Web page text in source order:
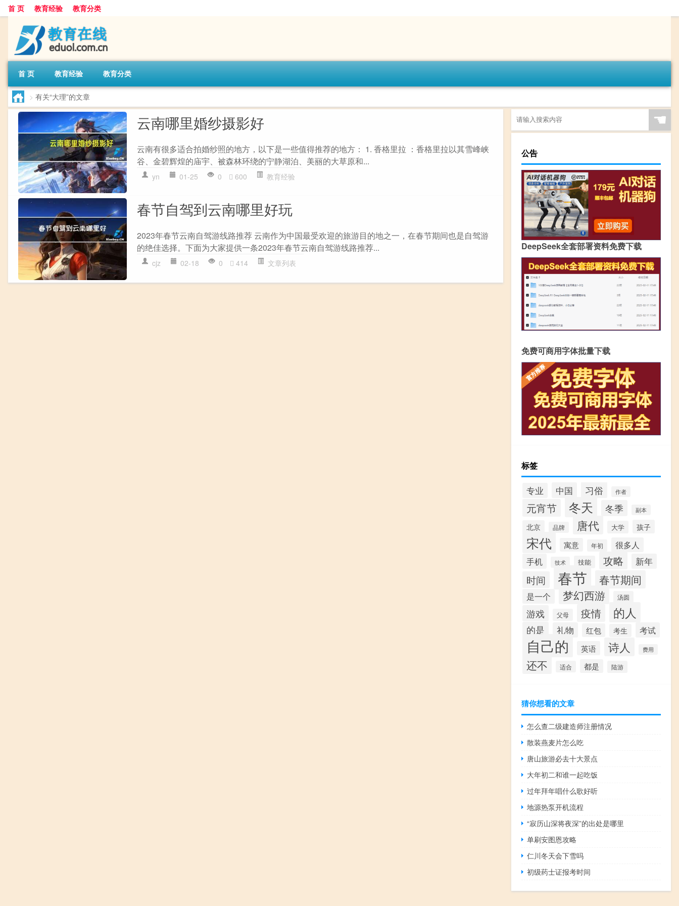
首 页 教育经验 教育分类
首 页 教育经验 教育分类
> 有关“大理”的文章
云南哪里婚纱摄影好
云南有很多适合拍婚纱照的地方，以下是一些值得推荐的地方： 1. 香格里拉 ：香格里拉以其雪峰峡
谷、金碧辉煌的庙宇、被森林环绕的宁静湖泊、美丽的大草原和...
yn 01-25 0 600 教育经验
春节自驾到云南哪里好玩
2023年春节云南自驾游线路推荐 云南作为中国最受欢迎的旅游目的地之一，在春节期间也是自驾游
的绝佳选择。下面为大家提供一条2023年春节云南自驾游线路推荐...
cjz 02-18 0 414 文章列表
☚
公告
DeepSeek全套部署资料免费下载
免费可商用字体批量下载
标签
专业 中国 习俗 作者
元宵节 冬天 冬季 副本
北京 品牌 唐代 大学 孩子
宋代 寓意 年初 很多人
手机 技术 技能 攻略 新年
时间 春节 春节期间
是一个 梦幻西游 汤圆
游戏 父母 疫情 的人
的是 礼物 红包 考生 考试
自己的 英语 诗人 费用
还不 适合 都是 陆游
猜你想看的文章
怎么查二级建造师注册情况
散装燕麦片怎么吃
唐山旅游必去十大景点
大年初二和谁一起吃饭
过年拜年唱什么歌好听
地源热泵开机流程
“寂历山深将夜深”的出处是哪里
单刷安图恩攻略
仁川冬天会下雪吗
初级药士证报考时间